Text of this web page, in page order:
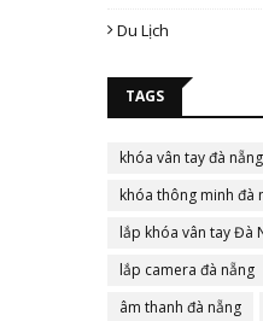
Du Lịch
TAGS
khóa vân tay đà nẵng
khóa thông minh đà
lắp khóa vân tay Đà
lắp camera đà nẵng
âm thanh đà nẵng